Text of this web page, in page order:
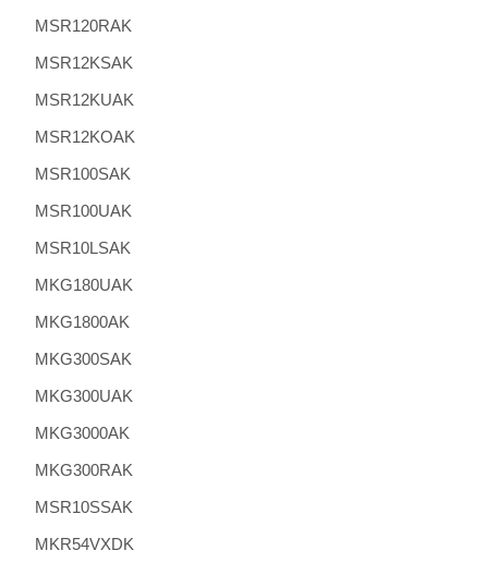
MSR120RAK
MSR12KSAK
MSR12KUAK
MSR12KOAK
MSR100SAK
MSR100UAK
MSR10LSAK
MKG180UAK
MKG1800AK
MKG300SAK
MKG300UAK
MKG3000AK
MKG300RAK
MSR10SSAK
MKR54VXDK